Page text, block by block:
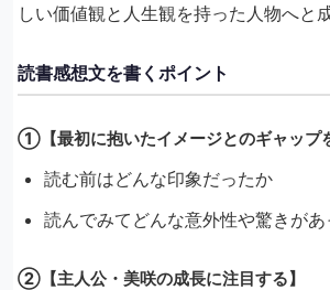
しい価値観と人生観を持った人物へと
読書感想文を書くポイント
①【最初に抱いたイメージとのギャップ
読む前はどんな印象だったか
読んでみてどんな意外性や驚きが
②【主人公・美咲の成長に注目する】